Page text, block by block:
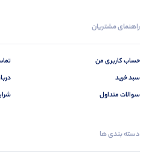
راهنمای مشتریان
حساب کاربری من
سبد خرید
سوالات متداول
دسته بندی ها